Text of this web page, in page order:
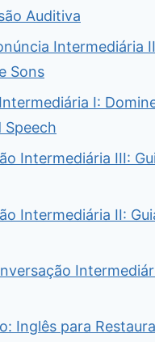
Auditiva
Intermediária
Sons
I:
Speech
Intermediária III:
Intermediária II:
Inglês para